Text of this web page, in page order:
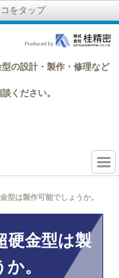
をタップ
の設計・製作・修理など
ください。
型は製作可能でしょうか。
硬金型は製
。